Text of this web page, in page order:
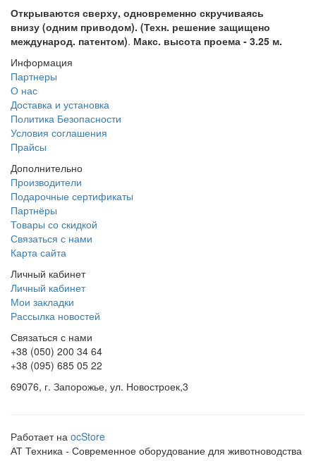
Открываются сверху, одновременно скручиваясь
внизу (одним приводом). (Техн. решение защищено
международ. патентом). Макс. высота проема - 3.25 м.
Информация
Партнеры
О нас
Доставка и установка
Политика Безопасности
Условия соглашения
Прайсы
Дополнительно
Производители
Подарочные сертификаты
Партнёры
Товары со скидкой
Связаться с нами
Карта сайта
Личный кабинет
Личный кабинет
Мои закладки
Рассылка новостей
Связаться с нами
+38 (050) 200 34 64
+38 (095) 685 05 22
69076, г. Запорожье, ул. Новостроек,3
Работает на ocStore
АТ Техника - Современное оборудование для животноводства